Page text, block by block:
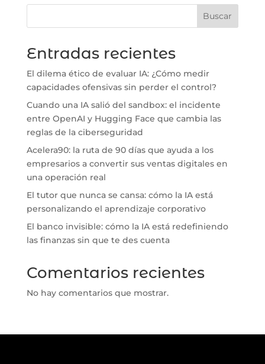
Buscar
Entradas recientes
El dilema ético de evaluar IA: ¿Cómo medir
capacidades ofensivas sin perder el control?
Cuando una IA salió del sandbox: el incidente
entre OpenAI y Hugging Face que cambia las
reglas de la ciberseguridad
Acelera90: la ruta de 90 días que ayuda a los
empresarios a convertir sus ventas digitales en
una operación real
El tutor que nunca se cansa: cómo la IA está
personalizando el aprendizaje corporativo
El banco invisible: cómo la IA está redefiniendo
las finanzas sin que te des cuenta
Comentarios recientes
No hay comentarios que mostrar.